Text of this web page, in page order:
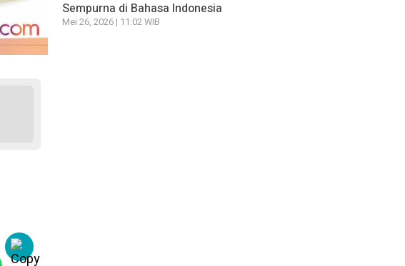
Sempurna di Bahasa Indonesia
Mei 26, 2026 | 11:02 WIB